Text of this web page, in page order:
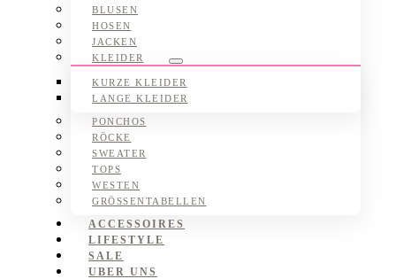
BLUSEN
HOSEN
JACKEN
KLEIDER
Submenu
KURZE KLEIDER
LANGE KLEIDER
PONCHOS
RÖCKE
SWEATER
TOPS
WESTEN
GRÖSSENTABELLEN
ACCESSOIRES
LIFESTYLE
SALE
UBER UNS